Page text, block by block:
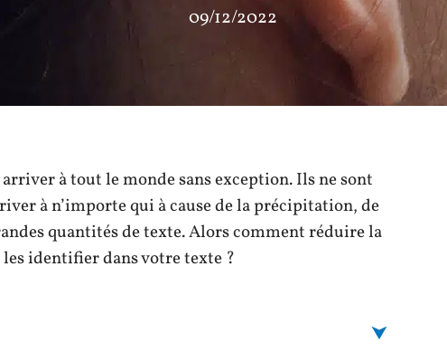
09/12/2022
à tout le monde sans exception. Ils ne sont
à n’importe qui à cause de la précipitation, de
quantités de texte. Alors comment réduire la
identifier dans votre texte ?